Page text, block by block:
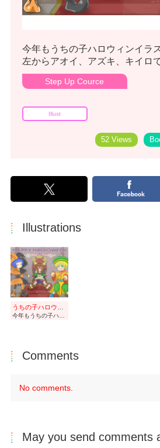
今年もうちの子ハロウィンイラ
左からアオイ、アズキ、キイロで
Step Up Cource
Illust
52 Views
Illustrations
今年もうちの子ハロウィンイラストを描きました。 左からアオイ、アズキ、キイロです。
Comments
No comments.
May you send comments